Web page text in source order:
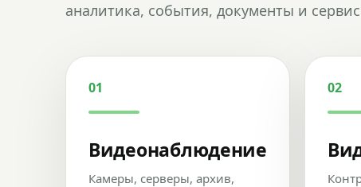
аналитика, события, документы и
01
Видеонаблюдение
Камеры, серверы, архив,
02